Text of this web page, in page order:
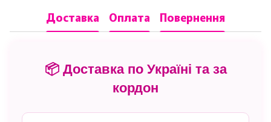
Доставка Оплата Повернення
📦 Доставка по Україні та за
кордон